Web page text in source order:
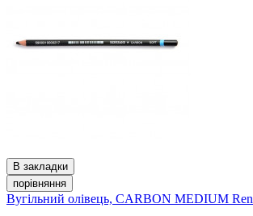
В закладки
порівняння
Вугільний олівець, CARBON MEDIUM